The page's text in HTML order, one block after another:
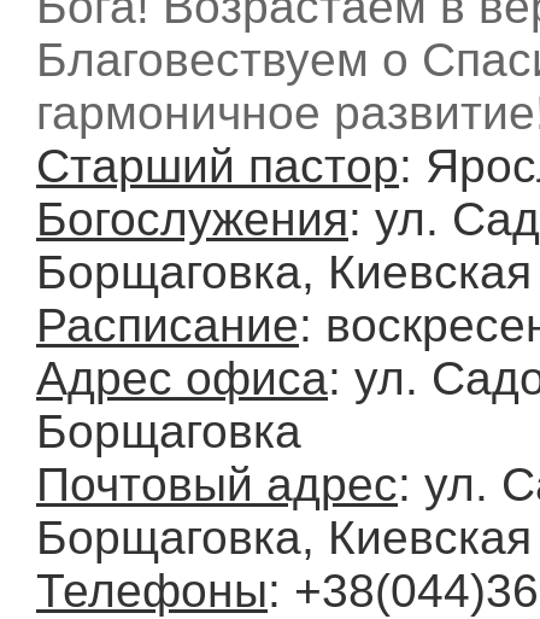
Благовествуем о
гармоничное
Старший пастор:
Богослужения: ул.
Борщаговка,
Расписание:
Адрес офиса: ул.
Борщаговка
Почтовый адрес: ул.
Борщаговка,
Телефоны: